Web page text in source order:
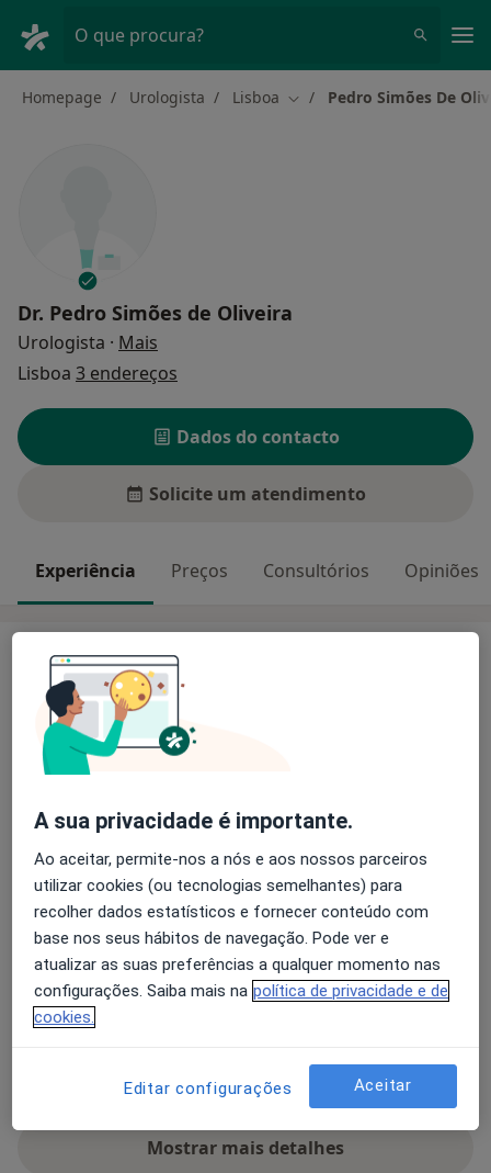
O que procura?
Homepage Urologista Lisboa Mudar de cidade
Pedro Simões De
Dr. Pedro Simões de Oliveira
Urologista · Mais
Lisboa 3 endereços
Dados do contacto
Solicite um atendimento
Experiência Preços Consultórios Opiniões
Experiência
Coordenador da Unidade de Andrologia e Consulta de
Infertilidade Masculina do Serviço de Urologia do
Centro Hospitalar Universitário de Lisboa Norte
Membro da Unidade de Urologia Reconstrutiva do
de Lisboa Norte
Membro da equipa de Transplantação Renal do Centro
Hospitalar Universitário de Lisboa Norte
Docente da Faculdade de Medicina da Universidade de
Lisboa
maisSobre mim
Principais doenças tratadas
Disfunção erétil Urolitíase
Prostatite
Anormalidades Urogenitais
Doenças Testiculares
+25a11y_sr_more_diseases
Adultos (Apenas em alguns endereços)
Mostrar mais detalhes
sobre a experiência
A sua privacidade é importante.
Ao aceitar, permite-nos a nós e aos nossos parceiros
utilizar cookies (ou tecnologias semelhantes) para
recolher dados estatísticos e fornecer conteúdo com
base nos seus hábitos de navegação. Pode ver e
atualizar as suas preferências a qualquer momento nas
configurações. Saiba mais na política de privacidade e de
cookies.
Editar configurações Aceitar